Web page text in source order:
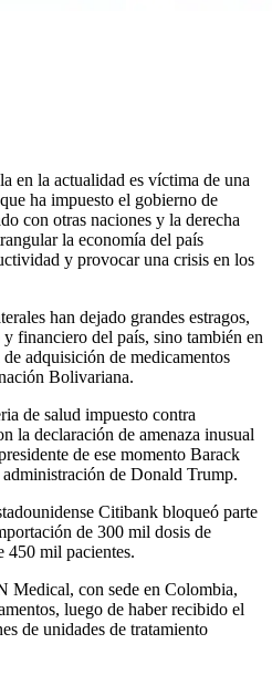
en la actualidad es víctima de una
ha impuesto el gobierno de
con otras naciones y la derecha
la economía del país
y provocar una crisis en los
han dejado grandes estragos,
financiero del país, sino también en
adquisición de medicamentos
Bolivariana.
de salud impuesto contra
la declaración de amenaza inusual
de ese momento Barack
de Donald Trump.
Citibank bloqueó parte
de 300 mil dosis de
450 mil pacientes.
Medical, con sede en Colombia,
luego de haber recibido el
de unidades de tratamiento